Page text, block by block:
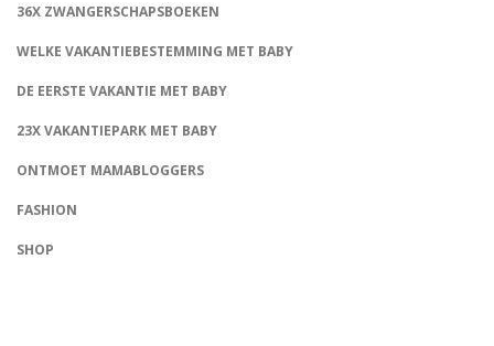
36X ZWANGERSCHAPSBOEKEN
WELKE VAKANTIEBESTEMMING MET BABY
DE EERSTE VAKANTIE MET BABY
23X VAKANTIEPARK MET BABY
ONTMOET MAMABLOGGERS
FASHION
SHOP